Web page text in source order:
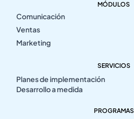
MÓDULOS
Comunicación
Ventas
Marketing
SERVICIOS
Planes de implementación
Desarrollo a medida
PROGRAMAS